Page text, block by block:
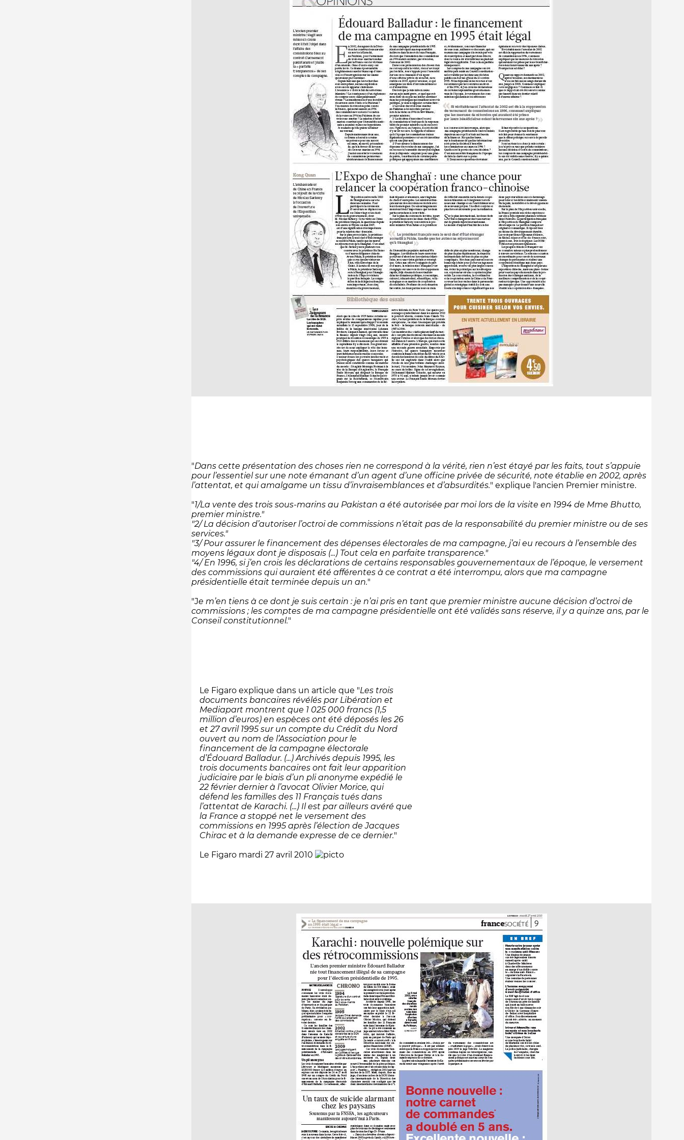
"Dans cette présentation des choses rien ne correspond à la vérité, rien n’est étayé par les faits, tout s’appuie
pour l’essentiel sur une note émanant d’un agent d’une officine privée de sécurité, note établie en 2002, après
l’attentat, et qui amalgame un tissu d’invraisemblances et d’absurdités." explique l'ancien Premier ministre.
"1/La vente des trois sous-marins au Pakistan a été autorisée par moi lors de la visite en 1994 de Mme Bhutto,
premier ministre."
"2/ La décision d’autoriser l’octroi de commissions n’était pas de la responsabilité du premier ministre ou de ses
services."
"3/ Pour assurer le financement des dépenses électorales de ma campagne, j’ai eu recours à l’ensemble des
moyens légaux dont je disposais (...) Tout cela en parfaite transparence."
"4/ En 1996, si j’en crois les déclarations de certains responsables gouvernementaux de l’époque, le versement
des commissions qui auraient été afférentes à ce contrat a été interrompu, alors que ma campagne
présidentielle était terminée depuis un an."
"Je m’en tiens à ce dont je suis certain : je n’ai pris en tant que premier ministre aucune décision d’octroi de
commissions ; les comptes de ma campagne présidentielle ont été validés sans réserve, il y a quinze ans, par le
Conseil constitutionnel."
Le Figaro explique dans un article que "Les trois
documents bancaires révélés par Libération et
Mediapart montrent que 1 025 000 francs (1,5
million d’euros) en espèces ont été déposés les 26
et 27 avril 1995 sur un compte du Crédit du Nord
ouvert au nom de l’Association pour le
financement de la campagne électorale
d’Édouard Balladur. (...) Archivés depuis 1995, les
trois documents bancaires ont fait leur apparition
judiciaire par le biais d’un pli anonyme expédié le
22 février dernier à l’avocat Olivier Morice, qui
défend les familles des 11 Français tués dans
l’attentat de Karachi. (...) Il est par ailleurs avéré que
la France a stoppé net le versement des
commissions en 1995 après l’élection de Jacques
Chirac et à la demande expresse de ce dernier."
Le Figaro mardi 27 avril 2010